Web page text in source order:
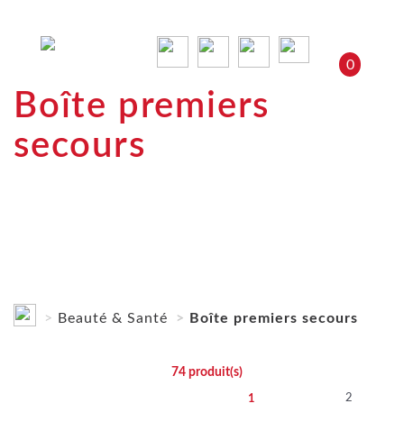
0
Boîte premiers
secours
Beauté & Santé Boîte premiers secours
74produit(s)
1 2